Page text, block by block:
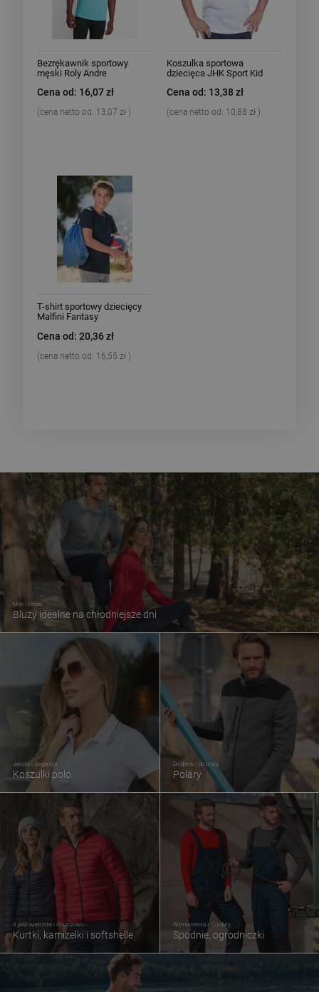
Bezrękawnik sportowy
męski Roly Andre
Cena od: 16,07 zł
(cena netto od: 13,07 zł )
Koszulka sportowa
dziecięca JHK Sport Kid
Cena od: 13,38 zł
(cena netto od: 10,88 zł )
T-shirt sportowy dziecięcy
Malfini Fantasy
Cena od: 20,36 zł
(cena netto od: 16,55 zł )
Miło i ciepło
Bluzy idealne na chłodniejsze dni
Jakość i elegancja
Koszulki polo
Do domu i do pracy
Polary
A jeśli wietrznie i deszczowo...
Kurtki, kamizelki i softshelle
Wzmocnienia z Cordury
Spodnie, ogrodniczki